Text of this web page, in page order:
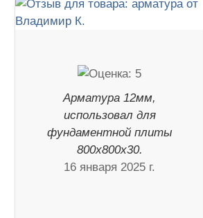
Арматура 12мм,
использовал для
фундаментной плиты
800х800х30.
16 января 2025 г.